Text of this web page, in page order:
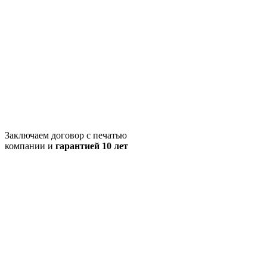
Заключаем договор с печатью
компании и гарантией 10 лет